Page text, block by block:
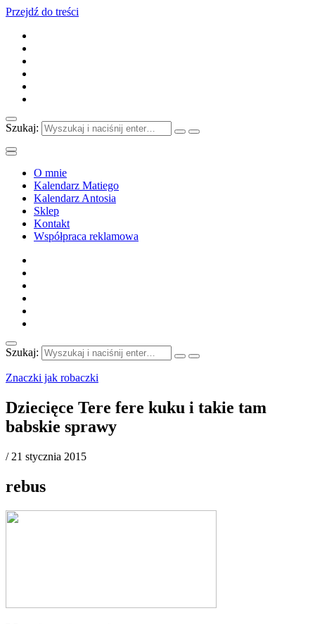
Przejdź do treści
Szukaj:
O mnie
Kalendarz Matiego
Kalendarz Antosia
Sklep
Kontakt
Współpraca reklamowa
Szukaj:
Znaczki jak robaczki
Dziecięce Tere fere kuku i takie tam
babskie sprawy
/ 21 stycznia 2015
rebus